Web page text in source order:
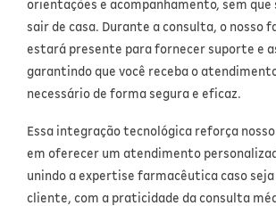
orientações e acompanhamento, sem que
sair de casa. Durante a consulta, o nosso
estará presente para fornecer suporte e
garantindo que você receba o
necessário de forma segura e eficaz.
Essa integração tecnológica reforça
em oferecer um atendimento
unindo a expertise farmacêutica caso
cliente, com a praticidade da consulta